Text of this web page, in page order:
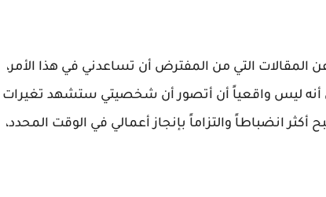
التي من المفترض أن تساعدني في هذا الأمر،
أنه ليس واقعياً أن أتصور أن شخصيتي ستشهد تغيرات
انضباطاً والتزاماً بإنجاز أعمالي في الوقت المحدد،